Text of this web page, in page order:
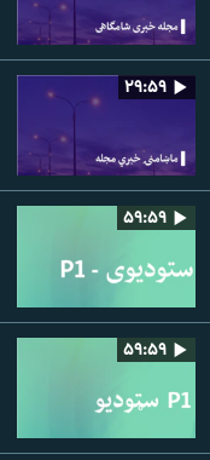
۲۹:۵۹
۵۹:۵۹
۵۹:۵۹